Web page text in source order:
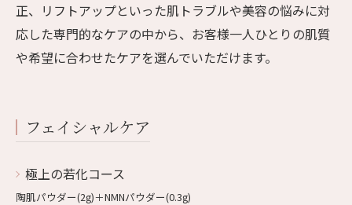
正、リフトアップといった肌トラブルや美容の悩みに対
応した専門的なケアの中から、お客様一人ひとりの肌質
や希望に合わせたケアを選んでいただけます。
フェイシャルケア
極上の若化コース
陶肌パウダー(2g)＋NMNパウダー(0.3g)